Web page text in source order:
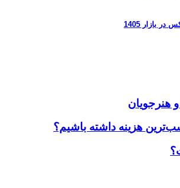
هنرجویان
هزینه داشته باشیم؟